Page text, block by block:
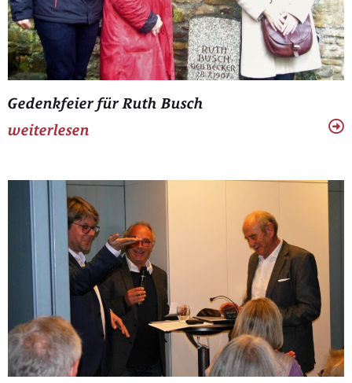
Gedenkfeier für Ruth Busch
weiterlesen